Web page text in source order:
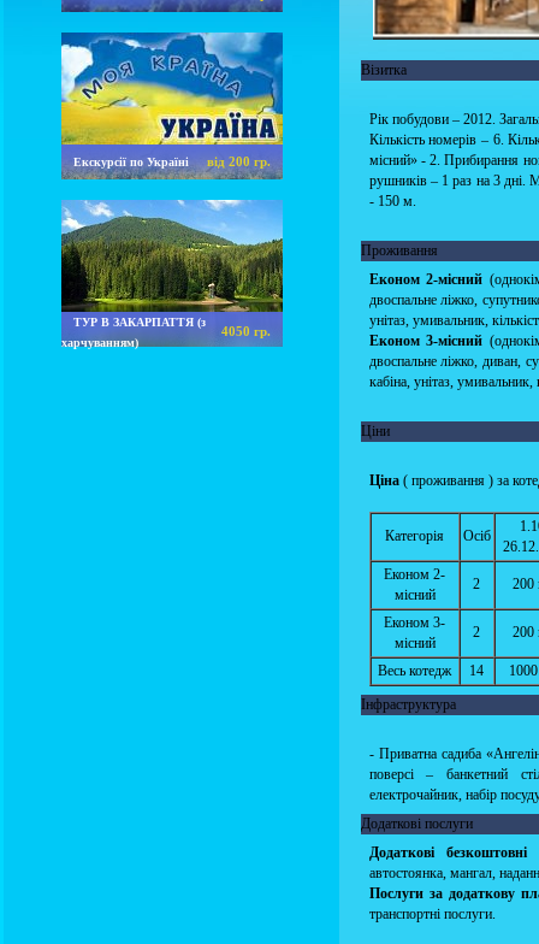
Екскурсії по Україні від 200 гр.
ТУР В ЗАКАРПАТТЯ (з
харчуванням)
4050 гр.
Візитка
Рік побудови – 2012.
Кількість номерів – 6.
місний» - 2. Прибирання
рушників – 1 раз на 3 дні.
- 150 м.
Проживання
Економ 2-місний
двоспальне ліжко,
унітаз, умивальник,
Економ 3-місний
двоспальне ліжко, диван,
кабіна, унітаз,
Ціни
Ціна( проживання ) за
Категорія Осіб
Економ 2-
місний
2 200
Економ 3-
місний
2 200
Весь котедж 14
Інфраструктура
- Приватна садиба
поверсі – банкетний
електрочайник, набір
Додаткові послуги
Додаткові безкоштовні
автостоянка, мангал,
Послуги за додаткову
транспортні послуги.